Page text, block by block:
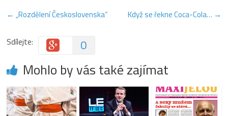
← „Rozdělení Československa“ Když se řekne Coca-Cola… →
Sdílejte: 0
Mohlo by vás také zajímat